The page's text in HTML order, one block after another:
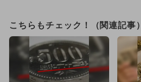
こちらもチェック！（関連記事）